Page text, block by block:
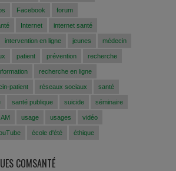
Facebook forum
Internet internet santé
intervention en ligne jeunes médecin
patient prévention recherche
recherche en ligne
patient réseaux sociaux santé
santé publique suicide séminaire
usage usages vidéo
école d'été éthique
COMSANTÉ